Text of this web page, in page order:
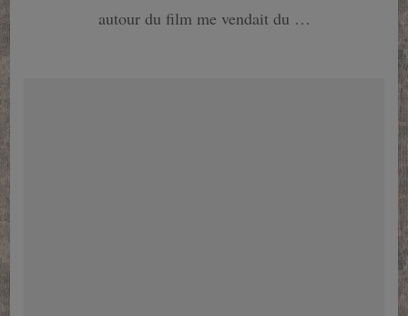
autour du film me vendait du …